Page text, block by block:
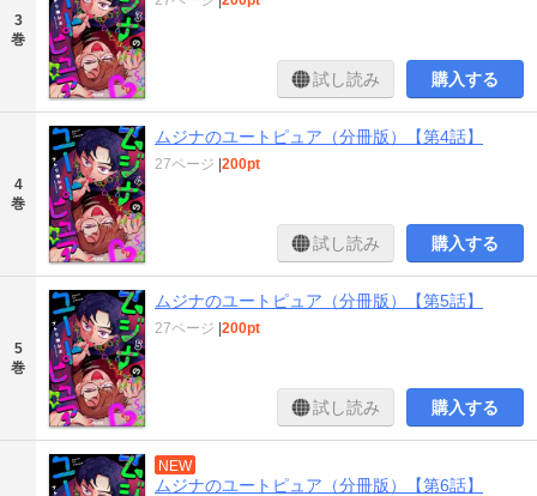
3
巻
試し読み 購入する
4
巻
ムジナのユートピュア（分冊版）【第4話】
27ページ 200pt
試し読み 購入する
5
巻
ムジナのユートピュア（分冊版）【第5話】
27ページ 200pt
試し読み 購入する
NEW
ムジナのユートピュア（分冊版）【第6話】